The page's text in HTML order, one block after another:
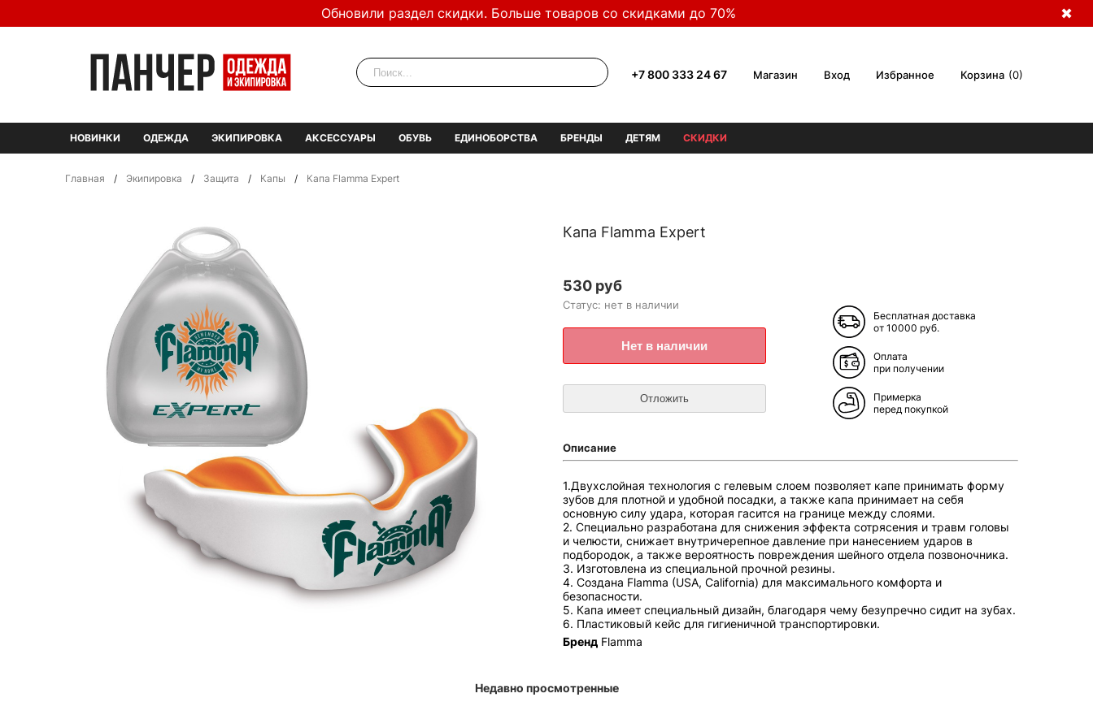
Обновили раздел скидки. Больше товаров со скидками до 70% ✖
+7 800 333 24 67 Магазин Вход Избранное Корзина 0
НОВИНКИ ОДЕЖДА ЭКИПИРОВКА АКСЕССУАРЫ ОБУВЬ ЕДИНОБОРСТВА БРЕНДЫ ДЕТЯМ СКИДКИ
Главная / Экипировка / Защита / Капы / Капа Flamma Expert
Капа Flamma Expert
530 руб
Статус: нет в наличии
Бесплатная доставка
от 10000 руб.
Оплата
при получении
Примерка
перед покупкой
Описание
1.Двухслойная технология с гелевым слоем позволяет капе принимать форму
зубов для плотной и удобной посадки, а также капа принимает на себя
основную силу удара, которая гасится на границе между слоями.
2. Специально разработана для снижения эффекта сотрясения и травм головы
и челюсти, снижает внутричерепное давление при нанесением ударов в
подбородок, а также вероятность повреждения шейного отдела позвоночника.
3. Изготовлена из специальной прочной резины.
4. Создана Flamma (USA, California) для максимального комфорта и
безопасности.
5. Капа имеет специальный дизайн, благодаря чему безупречно сидит на зубах.
6. Пластиковый кейс для гигиеничной транспортировки.
Бренд Flamma
Недавно просмотренные